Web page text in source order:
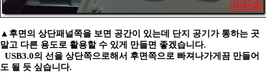
▲후면의 상단패널쪽을 보면 공간이 있는데 단지 공기가 통하는 곳
말고 다른 용도로 활용할 수 있게 만들면 좋겠습니다.
USB3.0의 선을 상단쪽으로해서 후면쪽으로 빠져나가게끔 만들어
도 될 듯 싶습니다.